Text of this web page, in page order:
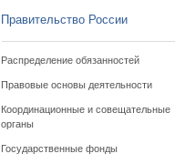
Правительство России
Распределение обязанностей
Правовые основы деятельности
Координационные и совещательные
органы
Государственные фонды